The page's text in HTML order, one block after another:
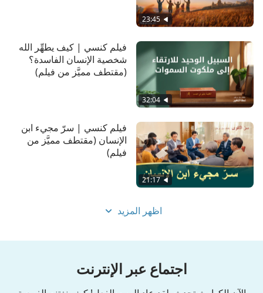
23:45
32:04
فيلم كنسي | كيف يطهِّر الله
شخصية الإنسان الفاسدة؟
(مقتطف مميَّز من فيلم)
21:17
فيلم كنسي | سرّ مجيء ابن
الإنسان (مقتطف مميَّز من
فيلم)
اظهر المزيد
اجتماع عبر الإنترنت